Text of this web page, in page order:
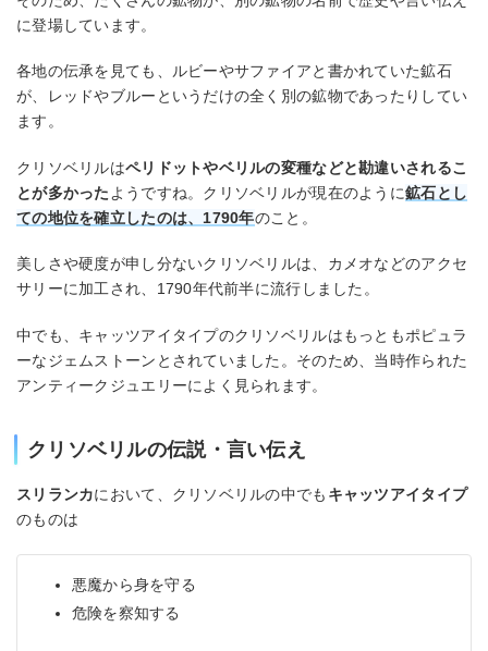
に登場しています。
各地の伝承を見ても、ルビーやサファイアと書かれていた鉱石
が、レッドやブルーというだけの全く別の鉱物であったりしてい
ます。
クリソベリルはペリドットやベリルの変種などと勘違いされるこ
とが多かった ようですね。クリソベリルが現在のように鉱石とし
ての地位を確立したのは、1790年のこと。
美しさや硬度が申し分ないクリソベリルは、カメオなどのアクセ
サリーに加工され、1790年代前半に流行しました。
中でも、キャッツアイタイプのクリソベリルはもっともポピュラ
ーなジェムストーンとされていました。そのため、当時作られた
アンティークジュエリーによく見られます。
クリソベリルの伝説・言い伝え
スリランカにおいて、クリソベリルの中でも キャッツアイタイプ
のものは
悪魔から身を守る
危険を察知する